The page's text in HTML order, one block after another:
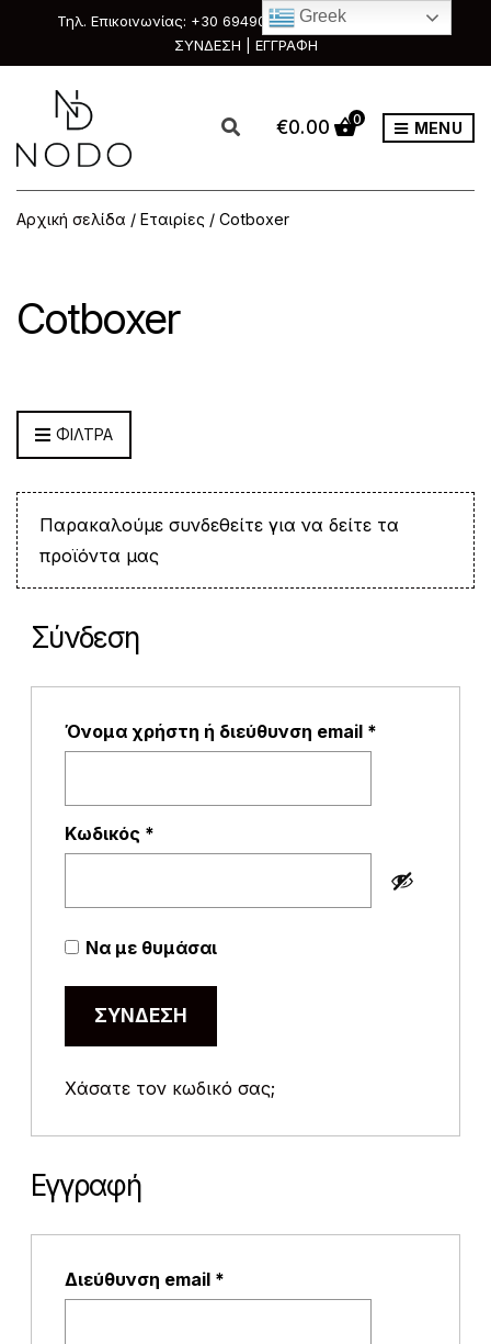
Τηλ. Επικοινωνίας: +30 6949088111 & +30 2351033303
ΣΥΝΔΕΣΗ | ΕΓΓΡΑΦΗ
€0.00 0 MENU
Αρχική σελίδα / Εταιρίες / Cotboxer
Cotboxer
ΦΙΛΤΡΑ
Παρακαλούμε συνδεθείτε για να δείτε τα
προϊόντα μας
Σύνδεση
Όνομα χρήστη ή διεύθυνση email *Απαιτείται
Κωδικός *Απαιτείται
Να με θυμάσαι
ΣΎΝΔΕΣΗ
Χάσατε τον κωδικό σας;
Εγγραφή
Διεύθυνση email *Απαιτείται
Greek